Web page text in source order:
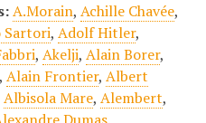
A.Morain, Achille Chavée,
Sartori, Adolf Hitler,
, Akelji, Alain Borer,
Alain Frontier, Albert
Albisola Mare, Alembert,